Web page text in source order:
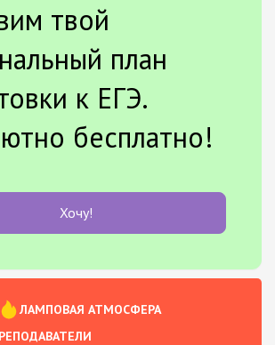
твой
план
к ЕГЭ.
бесплатно!
Хочу!
ЛАМПОВАЯ АТМОСФЕРА